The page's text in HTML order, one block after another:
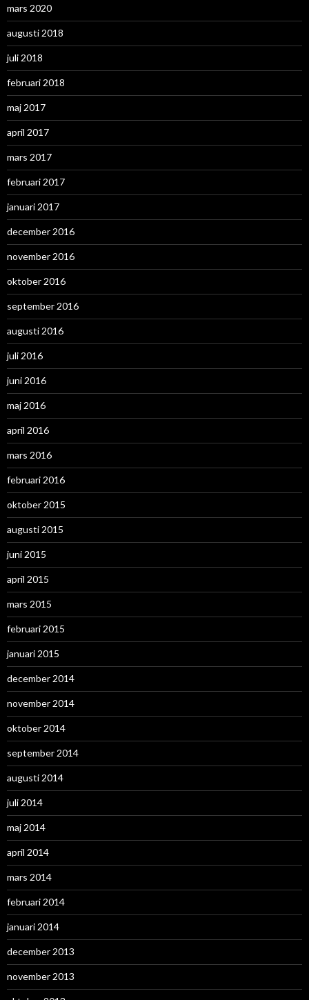
mars 2020
augusti 2018
juli 2018
februari 2018
maj 2017
april 2017
mars 2017
februari 2017
januari 2017
december 2016
november 2016
oktober 2016
september 2016
augusti 2016
juli 2016
juni 2016
maj 2016
april 2016
mars 2016
februari 2016
oktober 2015
augusti 2015
juni 2015
april 2015
mars 2015
februari 2015
januari 2015
december 2014
november 2014
oktober 2014
september 2014
augusti 2014
juli 2014
maj 2014
april 2014
mars 2014
februari 2014
januari 2014
december 2013
november 2013